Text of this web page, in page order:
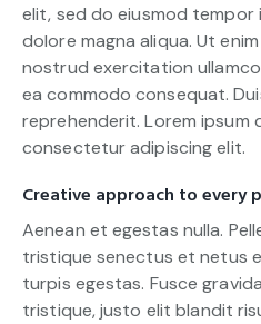
elit, sed do eiusmod
dolore magna aliqua. Ut
nostrud exercitation
ea commodo consequat.
reprehenderit. Lorem ipsum
consectetur adipiscing elit.
Creative approach to every
Aenean et egestas nulla.
tristique senectus et netus
turpis egestas. Fusce
tristique, justo elit blandit